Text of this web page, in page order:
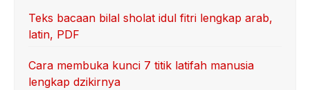
Teks bacaan bilal sholat idul fitri lengkap arab,
latin, PDF
Cara membuka kunci 7 titik latifah manusia
lengkap dzikirnya